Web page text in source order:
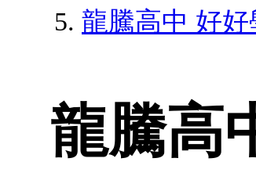
龍騰高中 好
龍騰高